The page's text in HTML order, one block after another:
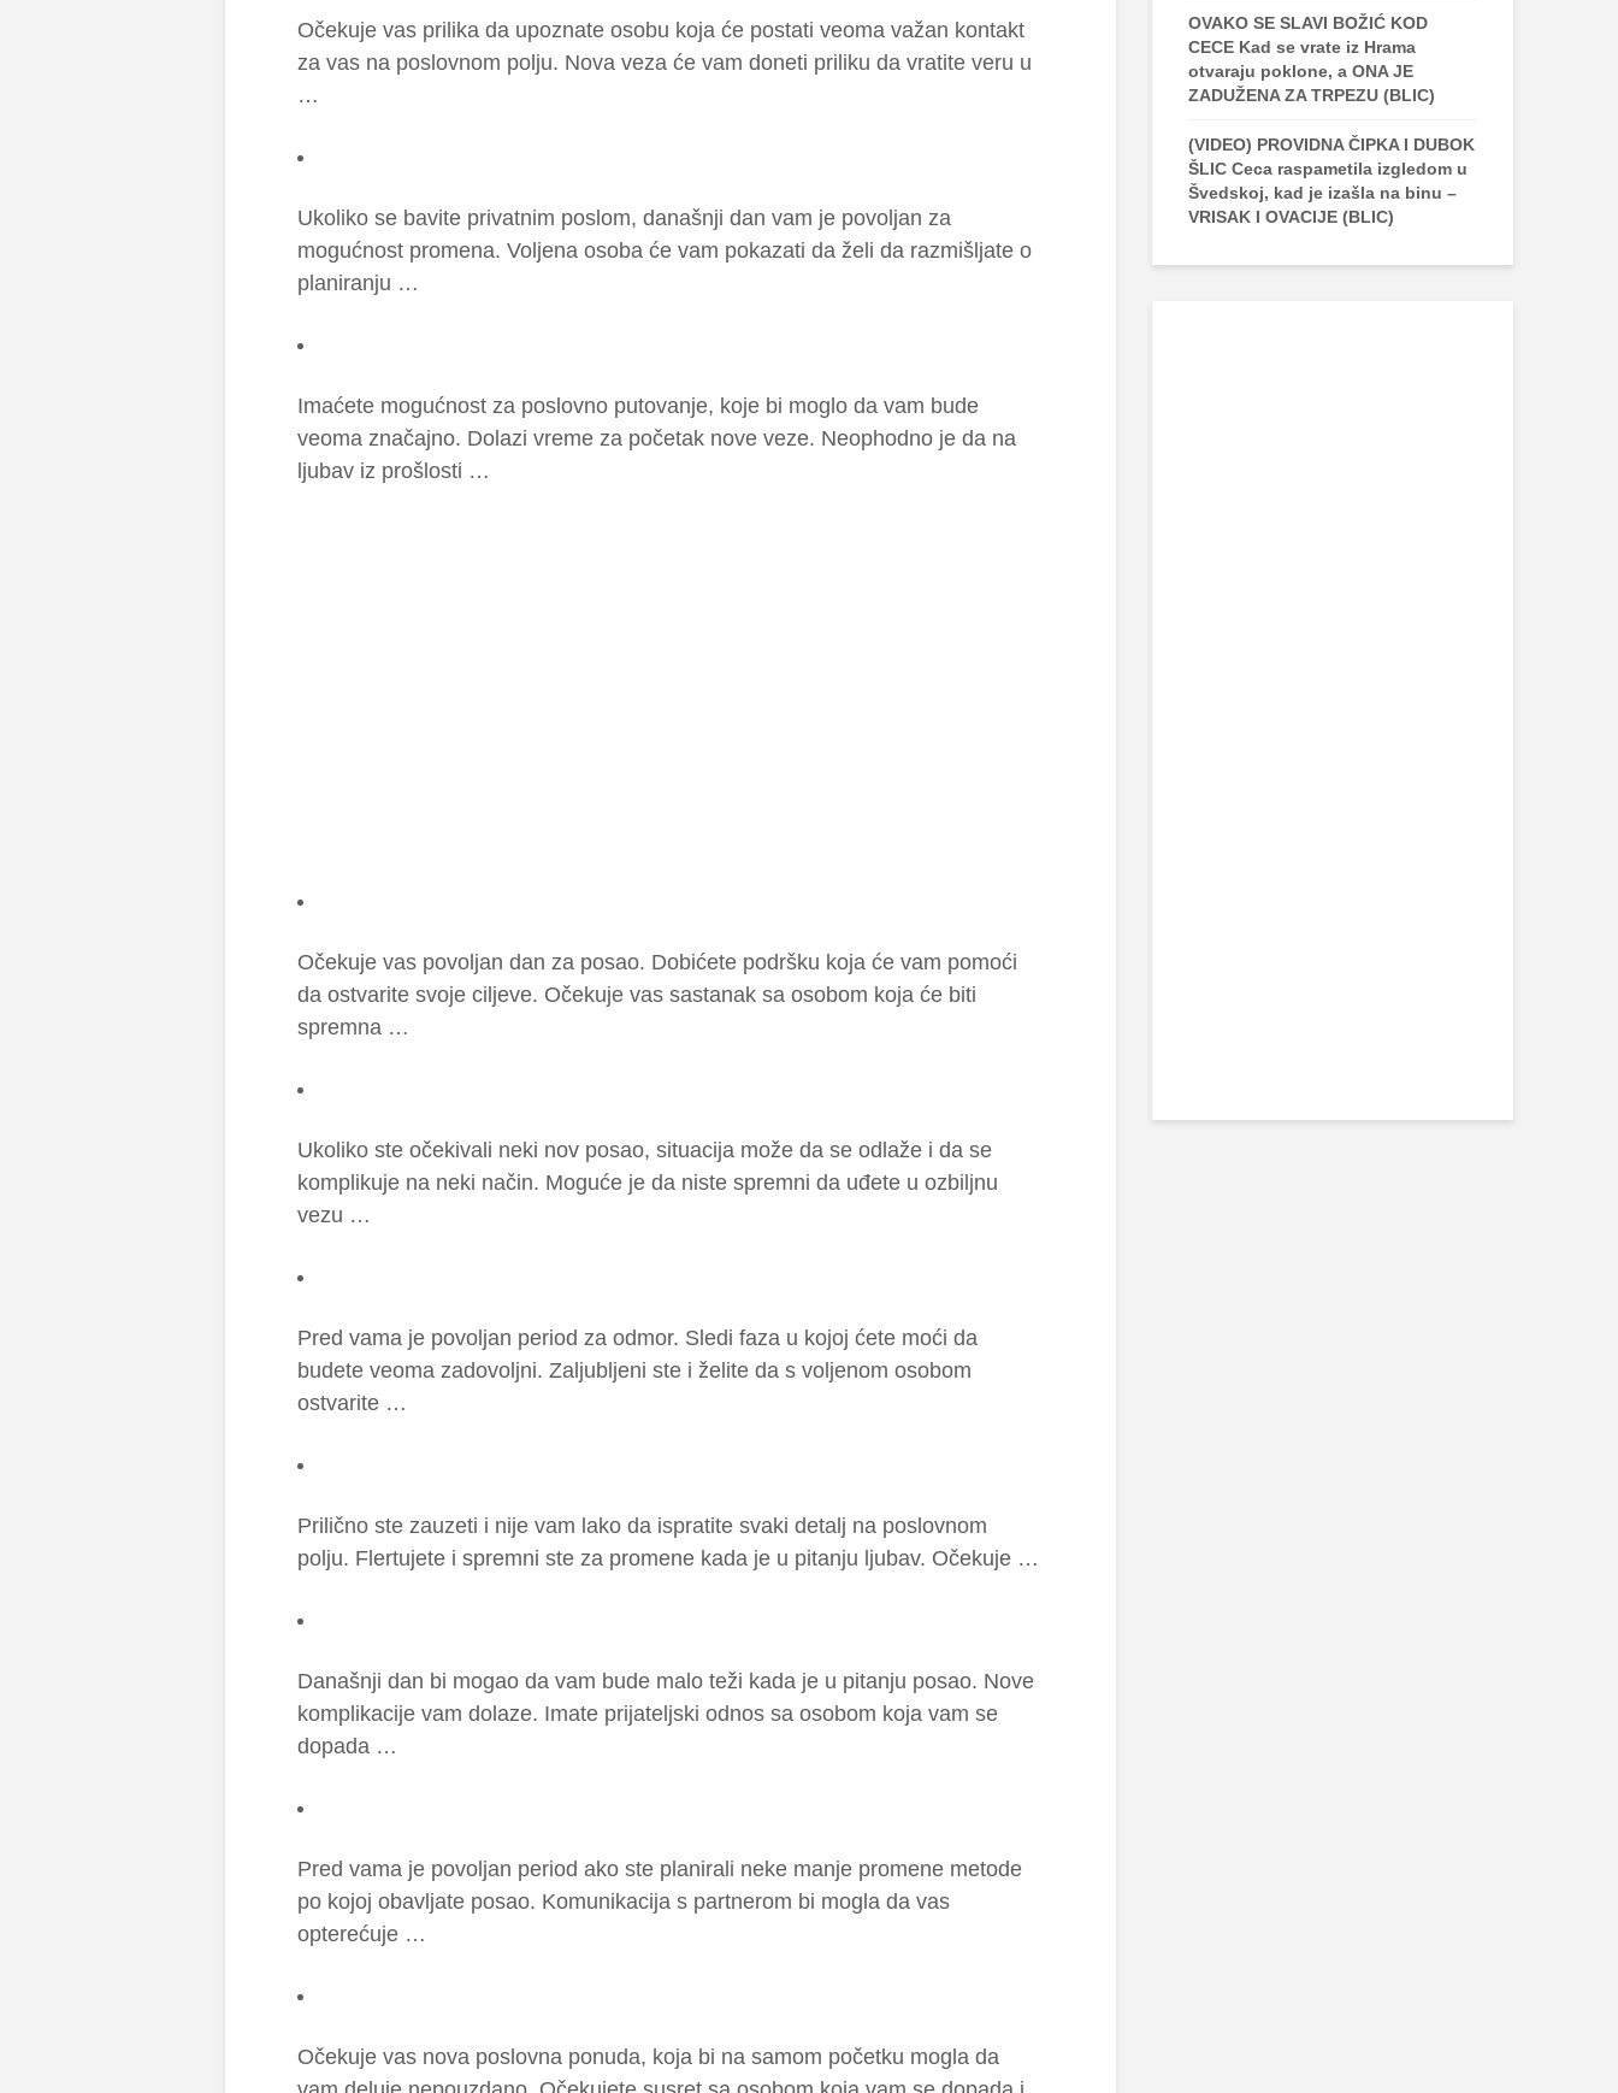
Očekuje vas prilika da upoznate osobu koja će postati veoma važan kontakt
za vas na poslovnom polju. Nova veza će vam doneti priliku da vratite veru u
…
Ukoliko se bavite privatnim poslom, današnji dan vam je povoljan za
mogućnost promena. Voljena osoba će vam pokazati da želi da razmišljate o
planiranju …
Imaćete mogućnost za poslovno putovanje, koje bi moglo da vam bude
veoma značajno. Dolazi vreme za početak nove veze. Neophodno je da na
ljubav iz prošlosti …
Očekuje vas povoljan dan za posao. Dobićete podršku koja će vam pomoći
da ostvarite svoje ciljeve. Očekuje vas sastanak sa osobom koja će biti
spremna …
Ukoliko ste očekivali neki nov posao, situacija može da se odlaže i da se
komplikuje na neki način. Moguće je da niste spremni da uđete u ozbiljnu
vezu …
Pred vama je povoljan period za odmor. Sledi faza u kojoj ćete moći da
budete veoma zadovoljni. Zaljubljeni ste i želite da s voljenom osobom
ostvarite …
Prilično ste zauzeti i nije vam lako da ispratite svaki detalj na poslovnom
polju. Flertujete i spremni ste za promene kada je u pitanju ljubav. Očekuje …
Današnji dan bi mogao da vam bude malo teži kada je u pitanju posao. Nove
komplikacije vam dolaze. Imate prijateljski odnos sa osobom koja vam se
dopada …
Pred vama je povoljan period ako ste planirali neke manje promene metode
po kojoj obavljate posao. Komunikacija s partnerom bi mogla da vas
opterećuje …
Očekuje vas nova poslovna ponuda, koja bi na samom početku mogla da
OVAKO SE SLAVI BOŽIĆ KOD
CECE Kad se vrate iz Hrama
otvaraju poklone, a ONA JE
ZADUŽENA ZA TRPEZU (BLIC)
(VIDEO) PROVIDNA ČIPKA I DUBOK
ŠLIC Ceca raspametila izgledom u
Švedskoj, kad je izašla na binu –
VRISAK I OVACIJE (BLIC)